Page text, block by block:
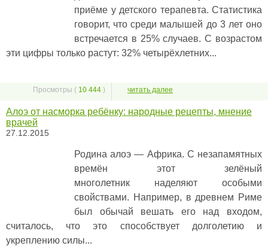
приёме у детского терапевта. Статистика
говорит, что среди малышей до 3 лет оно
встречается в 25% случаев. С возрастом
эти цифры только растут: 32% четырёхлетних...
Просмотры ( 10 444 ) читать далее
Алоэ от насморка ребёнку: народные рецепты, мнение
врачей
27.12.2015
Родина алоэ — Африка. С незапамятных
времён этот зелёный
многолетник наделяют особыми
свойствами. Например, в древнем Риме
был обычай вешать его над входом,
считалось, что это способствует долголетию и
укреплению силы...